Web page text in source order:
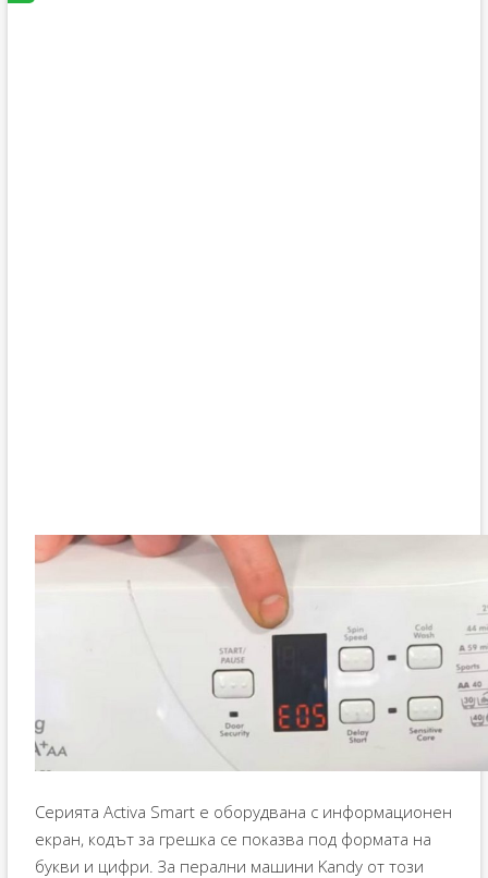
Серията Activa Smart е оборудвана с информационен
екран, кодът за грешка се показва под формата на
букви и цифри. За перални машини Kandy от този